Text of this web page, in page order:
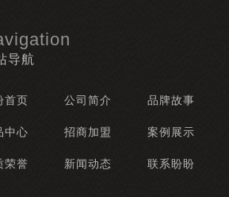
导航
首页 公司简介 品牌故事
中心 招商加盟 案例展示
荣誉 新闻动态 联系盼盼